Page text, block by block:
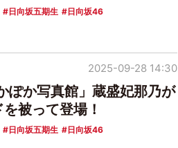
日向坂五期生 日向坂46
ぽか写真館」蔵盛妃那乃が
被って登場！
日向坂五期生 日向坂46
2025-09-28 14:30